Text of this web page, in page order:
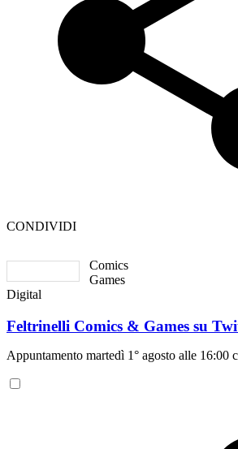
CONDIVIDI
Comics
Games
Digital
Feltrinelli Comics & Games su
Appuntamento martedì 1° agosto alle 16:00